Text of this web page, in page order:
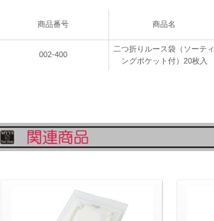
商品番号 商品名
002-400
二つ折りルース袋（ソーティ
ングポケット付）20枚入